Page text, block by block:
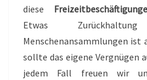
diese
Etwas
Menschenansammlungen ist
sollte das eigene Vergnügen
jedem Fall freuen wir